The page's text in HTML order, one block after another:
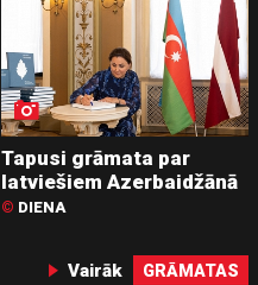
Tapusi grāmata par
latviešiem Azerbaidžānā
© DIENA
Vairāk GRĀMATAS